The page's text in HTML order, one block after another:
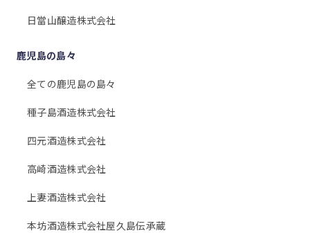
日當山醸造株式会社
鹿児島の島々
全ての鹿児島の島々
種子島酒造株式会社
四元酒造株式会社
高崎酒造株式会社
上妻酒造株式会社
本坊酒造株式会社屋久島伝承蔵